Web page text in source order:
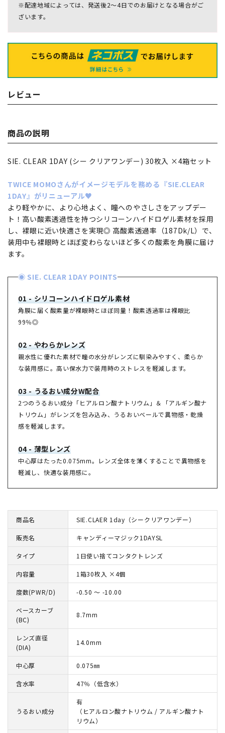
※配達地域によっては、発送後2～4日でのお届けとなる場合がご
ざいます。
レビュー
商品の説明
SIE. CLEAR 1DAY (シー クリアワンデー) 30枚入 ×4箱セット
TWICE MOMOさんがイメージモデルを務める『SIE.CLEAR
1DAY』がリニューアル♥
より軽やかに、より心地よく、瞳へのやさしさをアップデー
ト！高い酸素透過性を持つシリコーンハイドロゲル素材を採用
し、裸眼に近い快適さを実現◎ 高酸素透過率（187Dk/L）で、
装用中も裸眼時とほぼ変わらないほど多くの酸素を角膜に届け
ます。
◉ SIE. CLEAR 1DAY POINTS
01 - シリコーンハイドロゲル素材
角膜に届く酸素量が裸眼時とほぼ同量！酸素透過率は裸眼比
99％◎
02 - やわらかレンズ
親水性に優れた素材で瞳の水分がレンズに馴染みやすく、柔らか
な装用感に。高い保水力で装用時のストレスを軽減します。
03 - うるおい成分W配合
2つのうるおい成分「ヒアルロン酸ナトリウム」＆「アルギン酸ナ
トリウム」がレンズを包み込み、うるおいベールで異物感・乾燥
感を軽減します。
04 - 薄型レンズ
中心厚はたった0.075mm。レンズ全体を薄くすることで異物感を
軽減し、快適な装用感に。
商品名 SIE.CLAER 1day（シークリアワンデー）
販売名 キャンディーマジック1DAYSL
タイプ 1日使い捨てコンタクトレンズ
内容量 1箱30枚入 ×4個
度数(PWR/D) -0.50 ～ -10.00
ベースカーブ
(BC)
8.7mm
レンズ直径
(DIA)
14.0mm
中心厚 0.075㎜
含水率 47％（低含水）
うるおい成分
有
（ヒアルロン酸ナトリウム / アルギン酸ナト
リウム）